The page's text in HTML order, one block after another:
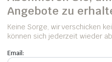
Angebote zu
Keine Sorge, wir verschicken
können sich jederzeit wieder
Email: